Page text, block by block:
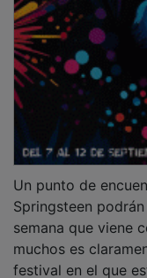
Un punto de
Springsteen
semana que viene
muchos es
festival en el que